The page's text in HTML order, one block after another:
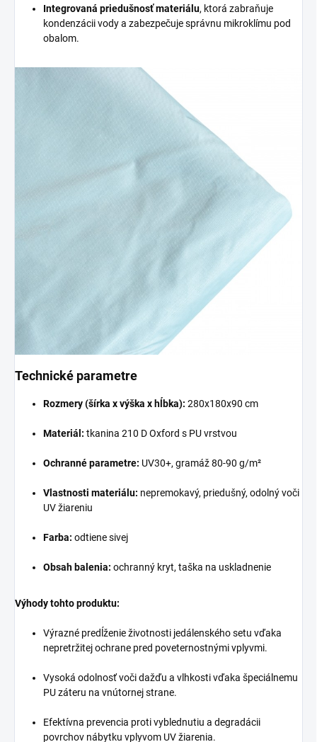
Integrovaná priedušnosť materiálu, ktorá zabraňuje
kondenzácii vody a zabezpečuje správnu mikroklímu pod
obalom.
Technické parametre
Rozmery (šírka x výška x hĺbka): 280x180x90 cm
Materiál: tkanina 210 D Oxford s PU vrstvou
Ochranné parametre: UV30+, gramáž 80-90 g/m²
Vlastnosti materiálu: nepremokavý, priedušný, odolný voči
UV žiareniu
Farba: odtiene sivej
Obsah balenia: ochranný kryt, taška na uskladnenie
Výhody tohto produktu:
Výrazné predĺženie životnosti jedálenského setu vďaka
nepretržitej ochrane pred poveternostnými vplyvmi.
Vysoká odolnosť voči dažďu a vlhkosti vďaka špeciálnemu
PU záteru na vnútornej strane.
Efektívna prevencia proti vyblednutiu a degradácii
povrchov nábytku vplyvom UV žiarenia.